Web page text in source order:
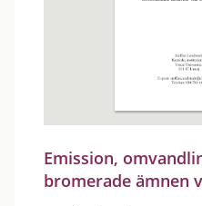
Emission,
bromerade ämnen